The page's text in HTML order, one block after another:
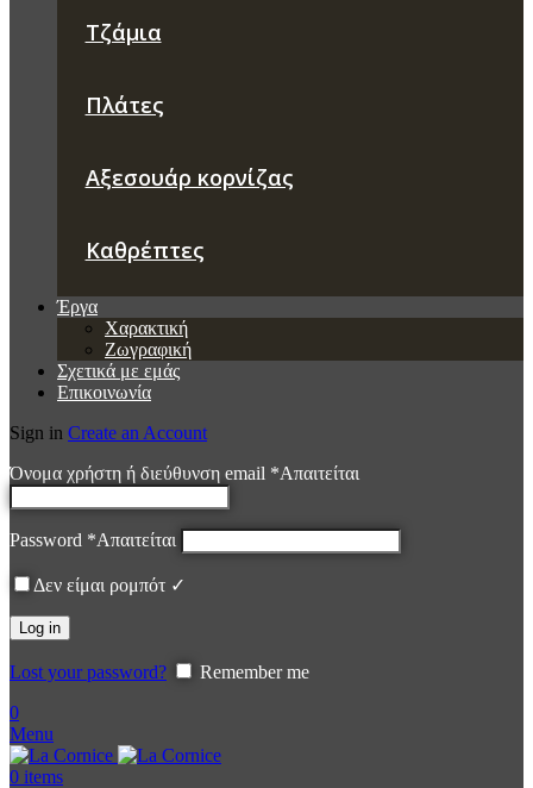
Τζάμια
Πλάτες
Αξεσουάρ κορνίζας
Καθρέπτες
Έργα
Χαρακτική
Ζωγραφική
Σχετικά με εμάς
Επικοινωνία
Sign in Create an Account
Όνομα χρήστη ή διεύθυνση email *Απαιτείται
Password *Απαιτείται
Δεν είμαι ρομπότ ✓
Log in
Lost your password?
Remember me
0
Menu
0 items